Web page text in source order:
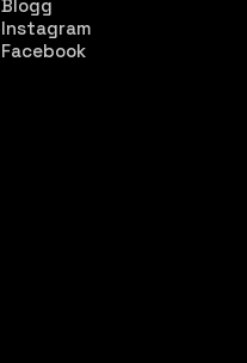
Blogg
Instagram
Facebook